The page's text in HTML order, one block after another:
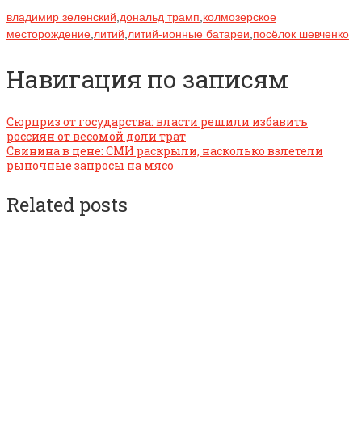
владимир зеленский дональд трамп колмозерское
месторождение литий литий-ионные батареи посёлок шевченко
Навигация по записям
Сюрприз от государства: власти решили избавить
россиян от весомой доли трат
Свинина в цене: СМИ раскрыли, насколько взлетели
рыночные запросы на мясо
Related posts